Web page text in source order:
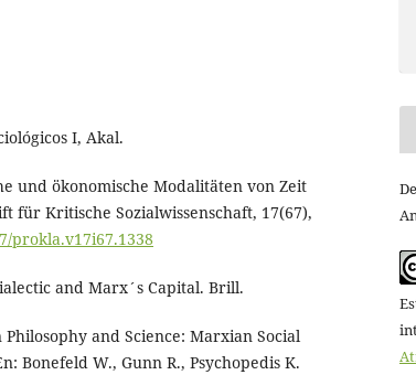
I, Akal.
und ökonomische Modalitäten von Zeit
für Kritische Sozialwissenschaft, 17(67),
prokla.v17i67.1338
and Marx´s Capital. Brill.
and Science: Marxian Social
Bonefeld W., Gunn R., Psychopedis K.